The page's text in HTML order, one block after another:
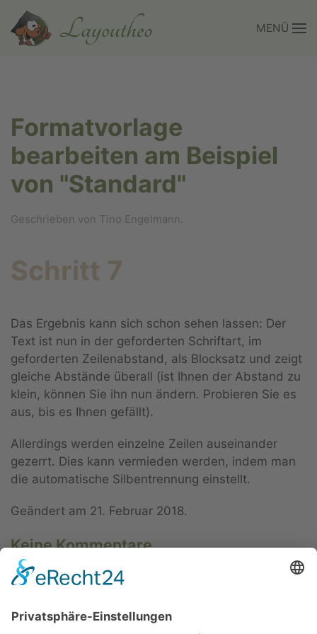
Zum Hauptinhalt springen
MENÜ
Formatvorlage
bearbeiten am Beispiel
von "Standard"
Geschrieben von Tino Engelmann.
Schritt 7
Das Ergebnis kann sich schon sehen lassen: Der
Text ist nun in der geforderten Schriftart, im
geforderten Zeilenabstand, als Blocksatz und zeigt
gleiche Abstände überall (ist Ihnen der Abstand zu
klein, können Sie ihn nun ändern. Probieren Sie es
aus, bis es Ihnen gefällt).
Allerdings werden einzelne Zeilen auseinander
gezerrt. Dies kann vermieden werden, indem man
die automatische Silbentrennung einstellt.
Geändert am 21. Februar 2018.
Keine Kommentare